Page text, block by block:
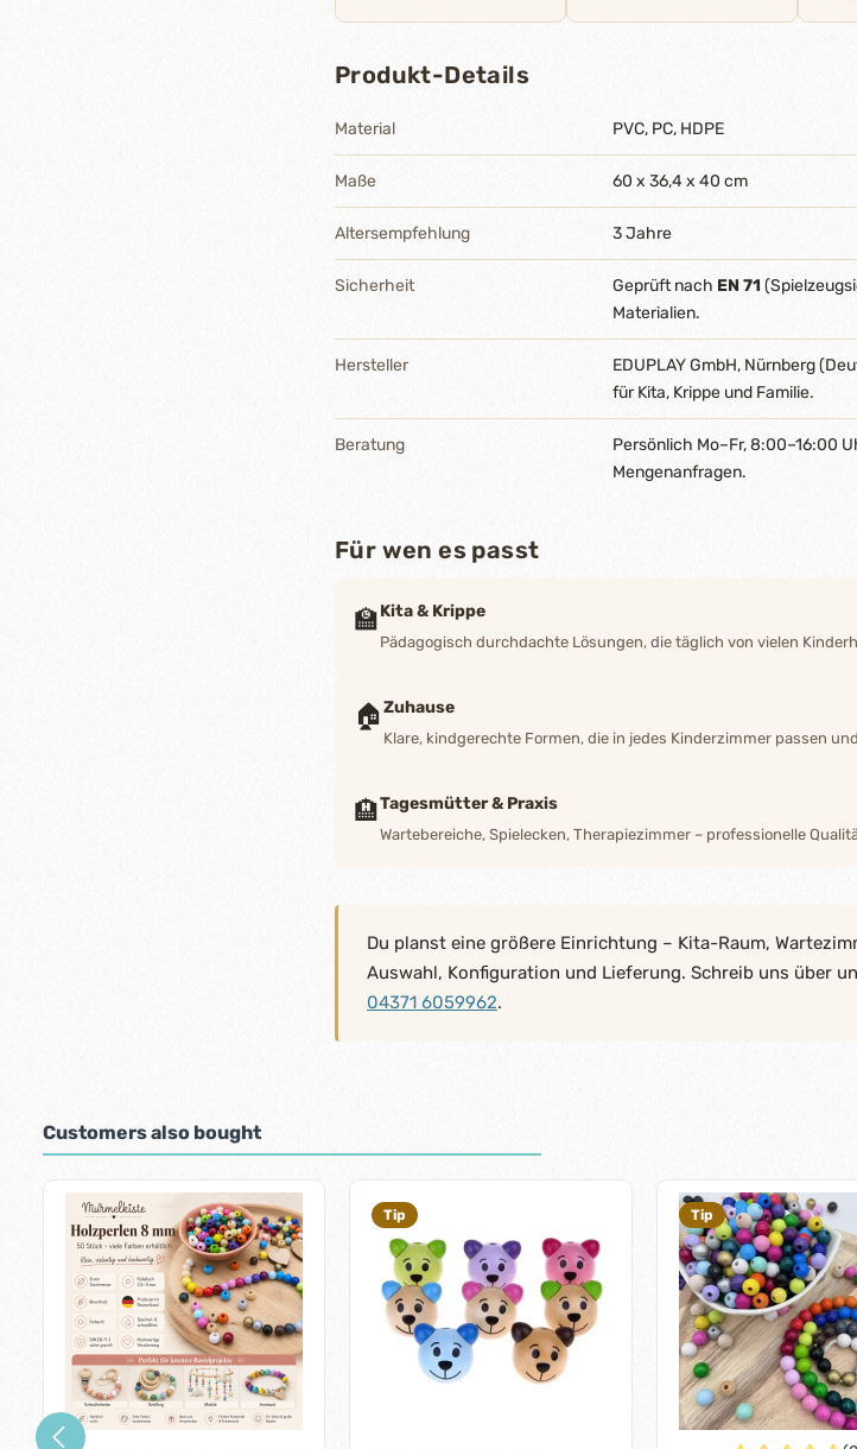
Produkt-Details
Material PVC, PC, HDPE
Maße 60 x 36,4 x 40 cm
Altersempfehlung 3 Jahre
Sicherheit Geprüft nach EN 71
Materialien.
Hersteller
EDUPLAY GmbH, Nürnberg
für Kita, Krippe und Familie.
Beratung Persönlich Mo–Fr, 8:00–16:00
Mengenanfragen.
Für wen es passt
🏫Kita & Krippe
Pädagogisch durchdachte Lösungen, die täglich von vielen
🏠Zuhause
Klare, kindgerechte Formen, die in jedes Kinderzimmer passen
🏨Tagesmütter & Praxis
Wartebereiche, Spielecken, Therapiezimmer – professionelle
Du planst eine größere Einrichtung – Kita-Raum,
Auswahl, Konfiguration und Lieferung. Schreib uns über
04371 6059962.
Customers also bought
Skip product gallery
Tip Tip